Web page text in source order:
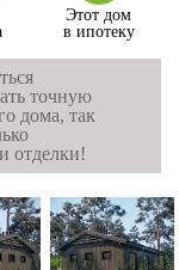
Этот дом
в ипотеку
точную
дома, так
отделки!